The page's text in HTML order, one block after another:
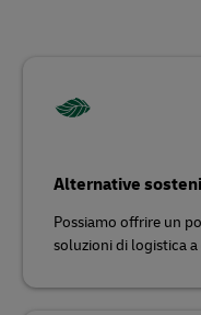
Alternative
Possiamo offrire un
soluzioni di logistica